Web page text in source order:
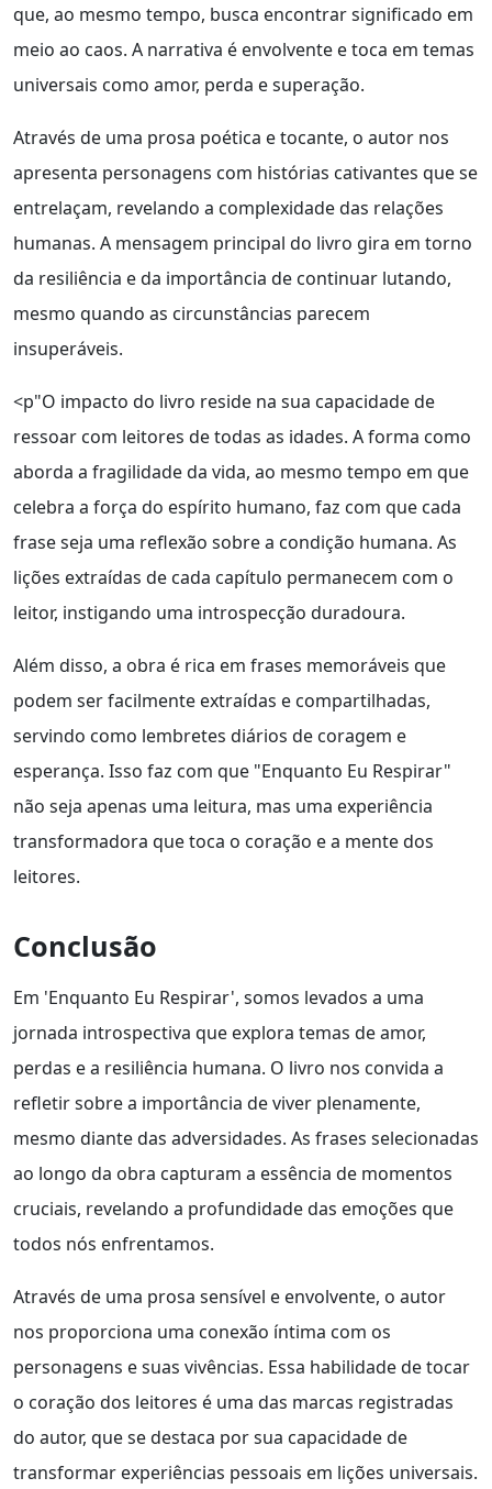
que, ao mesmo tempo, busca encontrar significado em
meio ao caos. A narrativa é envolvente e toca em temas
universais como amor, perda e superação.
Através de uma prosa poética e tocante, o autor nos
apresenta personagens com histórias cativantes que se
entrelaçam, revelando a complexidade das relações
humanas. A mensagem principal do livro gira em torno
da resiliência e da importância de continuar lutando,
mesmo quando as circunstâncias parecem
insuperáveis.
<p"O impacto do livro reside na sua capacidade de
ressoar com leitores de todas as idades. A forma como
aborda a fragilidade da vida, ao mesmo tempo em que
celebra a força do espírito humano, faz com que cada
frase seja uma reflexão sobre a condição humana. As
lições extraídas de cada capítulo permanecem com o
leitor, instigando uma introspecção duradoura.
Além disso, a obra é rica em frases memoráveis que
podem ser facilmente extraídas e compartilhadas,
servindo como lembretes diários de coragem e
esperança. Isso faz com que "Enquanto Eu Respirar"
não seja apenas uma leitura, mas uma experiência
transformadora que toca o coração e a mente dos
leitores.
Conclusão
Em 'Enquanto Eu Respirar', somos levados a uma
jornada introspectiva que explora temas de amor,
perdas e a resiliência humana. O livro nos convida a
refletir sobre a importância de viver plenamente,
mesmo diante das adversidades. As frases selecionadas
ao longo da obra capturam a essência de momentos
cruciais, revelando a profundidade das emoções que
todos nós enfrentamos.
Através de uma prosa sensível e envolvente, o autor
nos proporciona uma conexão íntima com os
personagens e suas vivências. Essa habilidade de tocar
o coração dos leitores é uma das marcas registradas
do autor, que se destaca por sua capacidade de
transformar experiências pessoais em lições universais.